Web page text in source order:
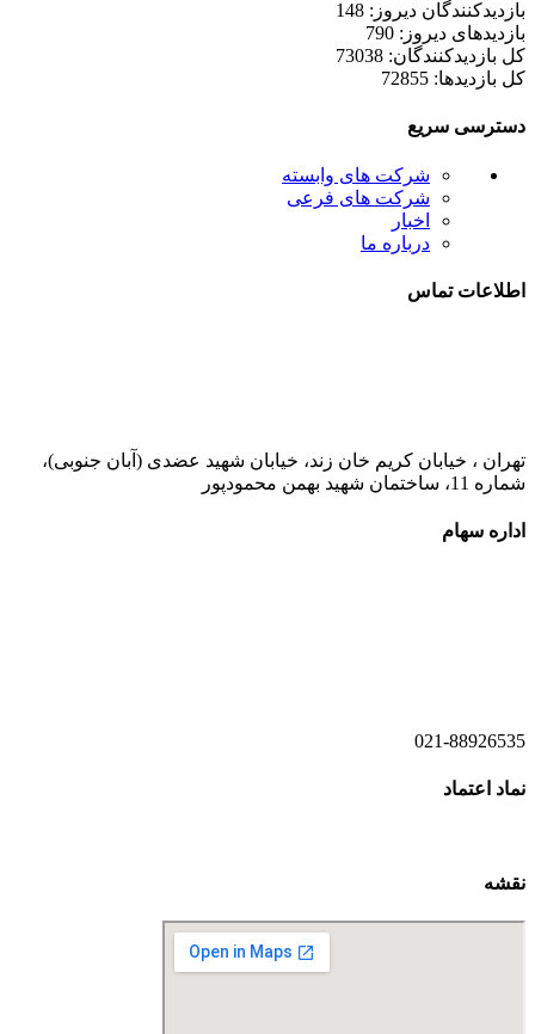
بازدیدکنندگان دیروز: 148
بازدیدهای دیروز: 790
کل بازدیدکنند‌گان: 73038
کل بازدیدها: 72855
دسترسی سریع
شرکت های وابسته
شرکت های فرعی
اخبار
درباره ما
اطلاعات تماس
تهران ، خیابان کریم خان زند، خیابان شهید عضدی (آبان جنوبی)،
شماره 11، ساختمان شهید بهمن محمودپور
اداره سهام
021-88926535
نماد اعتماد
نقشه